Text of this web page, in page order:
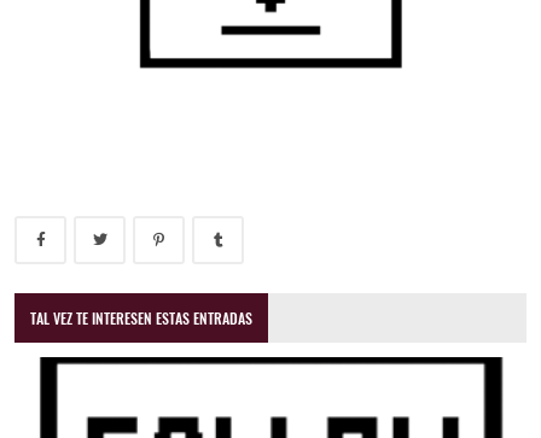
TAL VEZ TE INTERESEN ESTAS ENTRADAS